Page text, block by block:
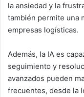
la ansiedad y la
también permite una
empresas logísticas.
Además, la IA es
seguimiento y
avanzados pueden
frecuentes, desde la